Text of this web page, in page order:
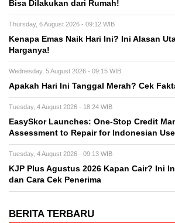
Bisa Dilakukan dari Rumah!
Thursday, 6 August 2026 - 09:12 WIB
Kenapa Emas Naik Hari Ini? Ini Alasan
Harganya!
Wednesday, 5 August 2026 - 09:15 WIB
Apakah Hari Ini Tanggal Merah? Cek
Tuesday, 4 August 2026 - 18:24 WIB
EasySkor Launches: One-Stop Credit
Assessment to Repair for Indonesian
Tuesday, 4 August 2026 - 09:13 WIB
KJP Plus Agustus 2026 Kapan Cair? Ini
dan Cara Cek Penerima
BERITA TERBARU